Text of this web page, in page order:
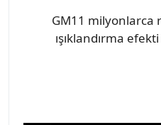
GM11 milyonlarca
ışıklandırma